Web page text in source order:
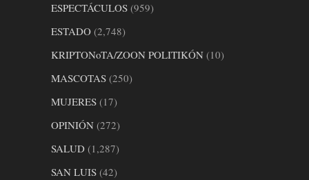
ESPECTÁCULOS (959)
ESTADO (2,748)
KRIPTONoTA/ZOON POLITIKÓN (10)
MASCOTAS (250)
MUJERES (17)
OPINIÓN (272)
SALUD (1,287)
SAN LUIS (42)